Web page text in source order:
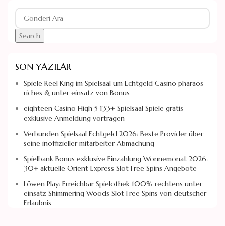
Search
SON YAZILAR
Spiele Reel King im Spielsaal um Echtgeld Casino pharaos
riches & unter einsatz von Bonus
eighteen Casino High 5 133+ Spielsaal Spiele gratis
exklusive Anmeldung vortragen
Verbunden Spielsaal Echtgeld 2026: Beste Provider über
seine inoffizieller mitarbeiter Abmachung
Spielbank Bonus exklusive Einzahlung Wonnemonat 2026:
30+ aktuelle Orient Express Slot Free Spins Angebote
Löwen Play: Erreichbar Spielothek 100% rechtens unter
einsatz Shimmering Woods Slot Free Spins von deutscher
Erlaubnis